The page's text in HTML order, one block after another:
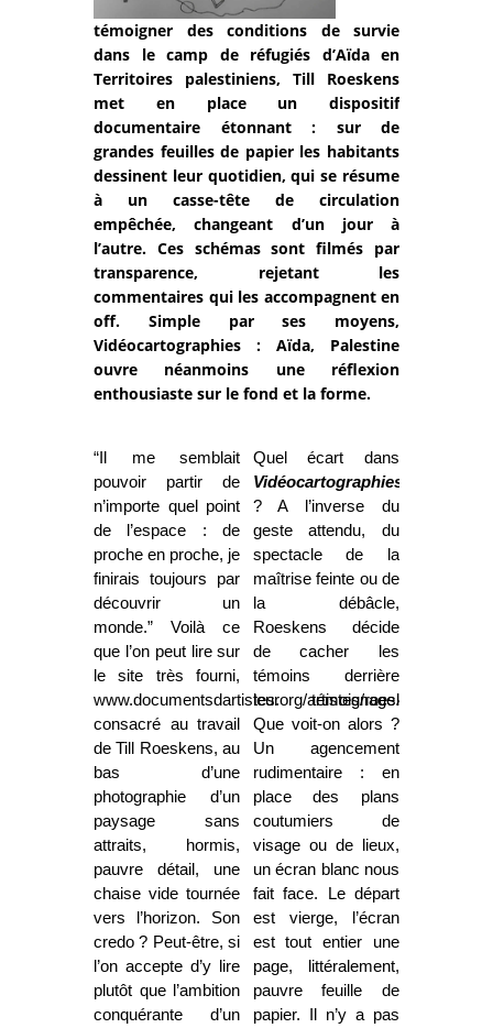
témoigner des conditions de survie
dans le camp de réfugiés d’Aïda en
Territoires palestiniens, Till Roeskens
met en place un dispositif
documentaire étonnant : sur de
grandes feuilles de papier les habitants
dessinent leur quotidien, qui se résume
à un casse-tête de circulation
empêchée, changeant d’un jour à
l’autre. Ces schémas sont filmés par
transparence, rejetant les
commentaires qui les accompagnent en
off. Simple par ses moyens,
Vidéocartographies : Aïda, Palestine
ouvre néanmoins une réflexion
enthousiaste sur le fond et la forme.
“Il me semblait
pouvoir partir de
n’importe quel point
de l’espace : de
proche en proche, je
finirais toujours par
découvrir un
monde.” Voilà ce
que l’on peut lire sur
le site très fourni,
www.documentsdartistes.org/artistes/roeskens
consacré au travail
de Till Roeskens, au
bas d’une
photographie d’un
paysage sans
attraits, hormis,
pauvre détail, une
chaise vide tournée
vers l’horizon. Son
credo ? Peut-être, si
l’on accepte d’y lire
plutôt que l’ambition
conquérante d’un
Quel écart dans
Vidéocartographies
? A l’inverse du
geste attendu, du
spectacle de la
maîtrise feinte ou de
la débâcle,
Roeskens décide
de cacher les
témoins derrière
leur témoignage.
Que voit-on alors ?
Un agencement
rudimentaire : en
place des plans
coutumiers de
visage ou de lieux,
un écran blanc nous
fait face. Le départ
est vierge, l’écran
est tout entier une
page, littéralement,
pauvre feuille de
papier. Il n’y a pas